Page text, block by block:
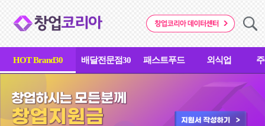
HOT Brand30 배달전문점30 패스트푸드 외식업